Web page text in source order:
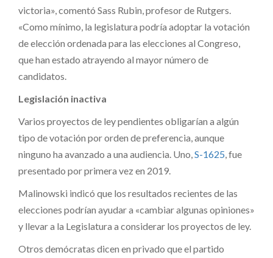
victoria», comentó Sass Rubin, profesor de Rutgers.
«Como mínimo, la legislatura podría adoptar la votación
de elección ordenada para las elecciones al Congreso,
que han estado atrayendo al mayor número de
candidatos.
Legislación inactiva
Varios proyectos de ley pendientes obligarían a algún
tipo de votación por orden de preferencia, aunque
ninguno ha avanzado a una audiencia. Uno, S-1625 , fue
presentado por primera vez en 2019.
Malinowski indicó que los resultados recientes de las
elecciones podrían ayudar a «cambiar algunas opiniones»
y llevar a la Legislatura a considerar los proyectos de ley.
Otros demócratas dicen en privado que el partido